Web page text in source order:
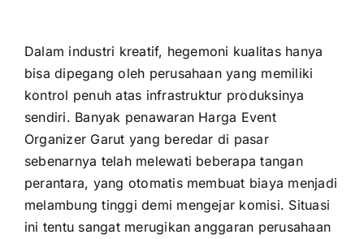
Dalam industri kreatif, hegemoni kualitas hanya
bisa dipegang oleh perusahaan yang memiliki
kontrol penuh atas infrastruktur produksinya
sendiri. Banyak penawaran Harga Event
Organizer Garut yang beredar di pasar
sebenarnya telah melewati beberapa tangan
perantara, yang otomatis membuat biaya menjadi
melambung tinggi demi mengejar komisi. Situasi
ini tentu sangat merugikan anggaran perusahaan